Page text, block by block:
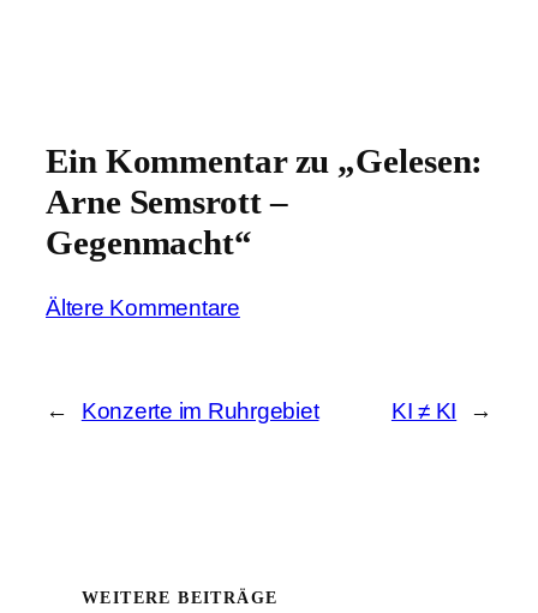
Ein Kommentar zu „Gelesen:
Arne Semsrott –
Gegenmacht“
Ältere Kommentare
← Konzerte im Ruhrgebiet KI ≠ KI →
WEITERE BEITRÄGE